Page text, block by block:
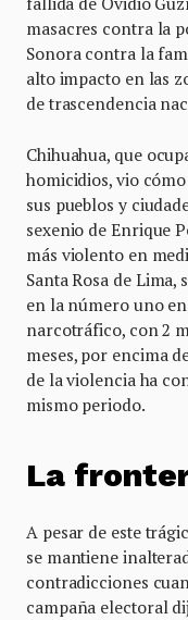
masacres contra la
Sonora contra la
alto impacto en las
de trascendencia
Chihuahua, que
homicidios, vio
sus pueblos y
sexenio de Enrique
más violento en
Santa Rosa de
en la número uno
narcotráfico, con 2
meses, por encima
de la violencia ha
mismo periodo.
La
A pesar de este
se mantiene
contradicciones
campaña electoral